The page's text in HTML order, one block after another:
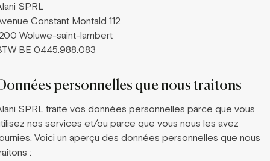
SPRL
Constant Montald 112
Woluwe-saint-lambert
BE 0445.988.083
personnelles que nous traitons
SPRL traite vos données personnelles parce que vous
nos services et/ou parce que vous nous les avez
Voici un aperçu des données personnelles que nous
: